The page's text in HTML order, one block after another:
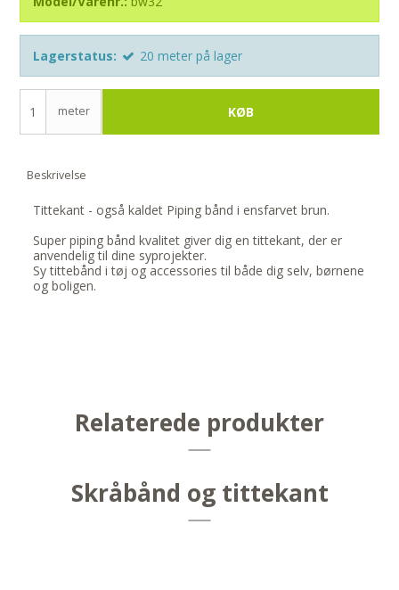
Lagerstatus: 20 meter på lager
meter KØB
Beskrivelse
Tittekant - også kaldet Piping bånd i ensfarvet brun.
Super piping bånd kvalitet giver dig en tittekant, der er
anvendelig til dine syprojekter.
Sy tittebånd i tøj og accessories til både dig selv, børnene
og boligen.
Relaterede produkter
Skråbånd og tittekant